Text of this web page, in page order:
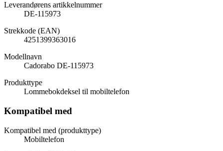
Leverandørens artikkelnummer
DE-115973
Strekkode (EAN)
4251399363016
Modellnavn
Cadorabo DE-115973
Produkttype
Lommebokdeksel til mobiltelefon
Kompatibel med
Kompatibel med (produkttype)
Mobiltelefon